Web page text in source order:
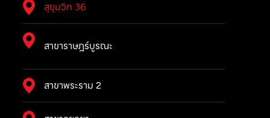
สุขุมวิท 36
สาขาราษฎร์บูรณะ
สาขาพระราม 2